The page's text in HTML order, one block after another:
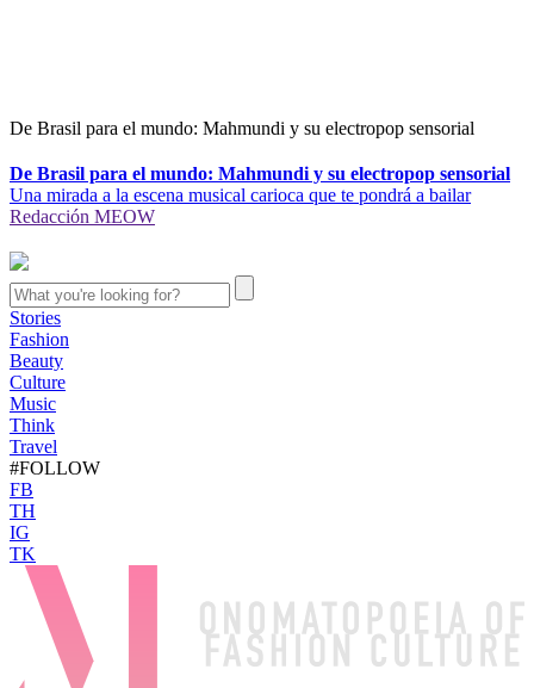
De Brasil para el mundo: Mahmundi y su electropop sensorial
De Brasil para el mundo: Mahmundi y su electropop sensorial
Una mirada a la escena musical carioca que te pondrá a bailar
Redacción MEOW
Stories
Fashion
Beauty
Culture
Music
Think
Travel
#FOLLOW
FB
TH
IG
TK